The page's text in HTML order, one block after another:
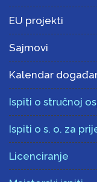
EU projekti
Sajmovi
Kalendar
Ispiti o stručnoj
Ispiti o s. o. za
Licenciranje